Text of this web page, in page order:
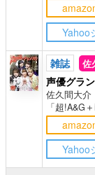
Yahoo
雑誌 佐
声優グラ
佐久間大介
「超!A&G
Yahoo